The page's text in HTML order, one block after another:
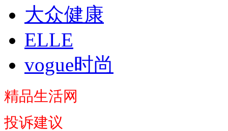
大众健康
ELLE
vogue时尚
精品生活网
投诉建议